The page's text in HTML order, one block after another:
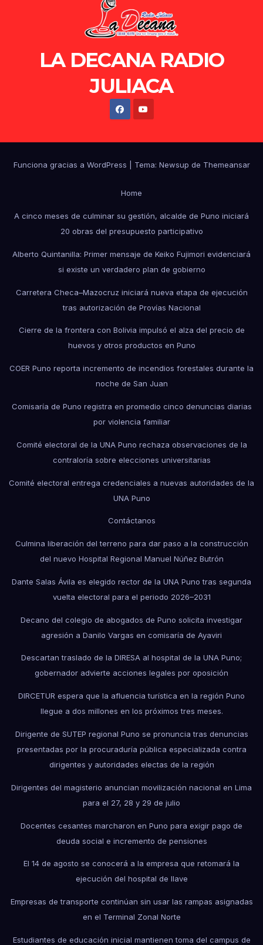
LA DECANA RADIO
JULIACA
Funciona gracias a WordPress Tema: Newsup de Themeansar
Home
A cinco meses de culminar su gestión, alcalde de Puno iniciará
20 obras del presupuesto participativo
Alberto Quintanilla: Primer mensaje de Keiko Fujimori evidenciará
si existe un verdadero plan de gobierno
Carretera Checa–Mazocruz iniciará nueva etapa de ejecución
tras autorización de Provías Nacional
Cierre de la frontera con Bolivia impulsó el alza del precio de
huevos y otros productos en Puno
COER Puno reporta incremento de incendios forestales durante la
noche de San Juan
Comisaría de Puno registra en promedio cinco denuncias diarias
por violencia familiar
Comité electoral de la UNA Puno rechaza observaciones de la
contraloría sobre elecciones universitarias
Comité electoral entrega credenciales a nuevas autoridades de la
UNA Puno
Contáctanos
Culmina liberación del terreno para dar paso a la construcción
del nuevo Hospital Regional Manuel Núñez Butrón
Dante Salas Ávila es elegido rector de la UNA Puno tras segunda
vuelta electoral para el periodo 2026–2031
Decano del colegio de abogados de Puno solicita investigar
agresión a Danilo Vargas en comisaría de Ayaviri
Descartan traslado de la DIRESA al hospital de la UNA Puno;
gobernador advierte acciones legales por oposición
DIRCETUR espera que la afluencia turística en la región Puno
llegue a dos millones en los próximos tres meses.
Dirigente de SUTEP regional Puno se pronuncia tras denuncias
presentadas por la procuraduría pública especializada contra
dirigentes y autoridades electas de la región
Dirigentes del magisterio anuncian movilización nacional en Lima
para el 27, 28 y 29 de julio
Docentes cesantes marcharon en Puno para exigir pago de
deuda social e incremento de pensiones
El 14 de agosto se conocerá a la empresa que retomará la
ejecución del hospital de Ilave
Empresas de transporte continúan sin usar las rampas asignadas
en el Terminal Zonal Norte
Estudiantes de educación inicial mantienen toma del campus de